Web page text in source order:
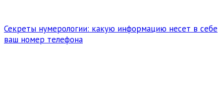
Секреты нумерологии: какую информацию несет в себе
ваш номер телефона